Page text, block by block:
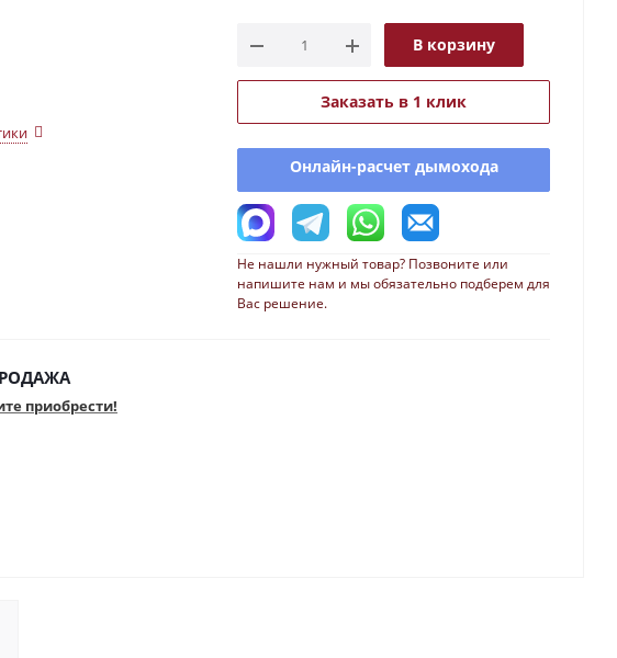
В корзину
Заказать в 1 клик
Онлайн-расчет дымохода
Не нашли нужный товар? Позвоните или
напишите нам и мы обязательно подберем для
Вас решение.
приобрести!